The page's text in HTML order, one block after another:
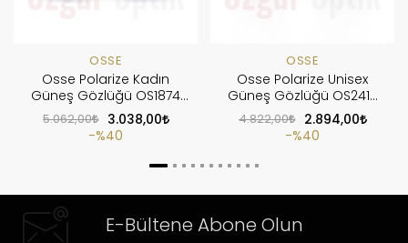
OSSE
Osse Polarize Kadın
Güneş Gözlüğü OS1874
COL03
5.062,00
3.038,00
%40
OSSE
Osse Polarize Unisex
Güneş Gözlüğü OS2415
COL09
4.822,00
2.894,00
%40
E-Bültene Abone Olun